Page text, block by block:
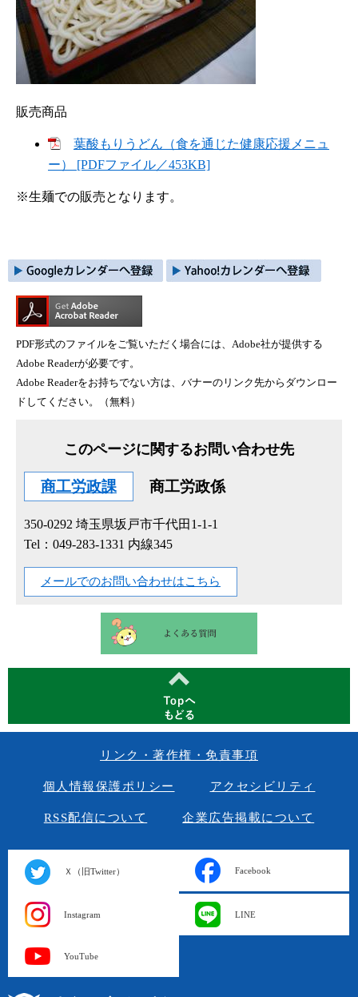
販売商品
葉酸もりうどん（食を通じた健康応援メニュ
ー） [PDFファイル／453KB]
※生麺での販売となります。
PDF形式のファイルをご覧いただく場合には、Adobe社が提供する
Adobe Readerが必要です。
Adobe Readerをお持ちでない方は、バナーのリンク先からダウンロー
ドしてください。（無料）
このページに関するお問い合わせ先
商工労政課 商工労政係
350-0292 埼玉県坂戸市千代田1-1-1
Tel：049-283-1331 内線345
メールでのお問い合わせはこちら
リンク・著作権・免責事項
個人情報保護ポリシー アクセシビリティ
RSS配信について 企業広告掲載について
Ｘ（旧Twitter） Facebook
Instagram LINE
YouTube